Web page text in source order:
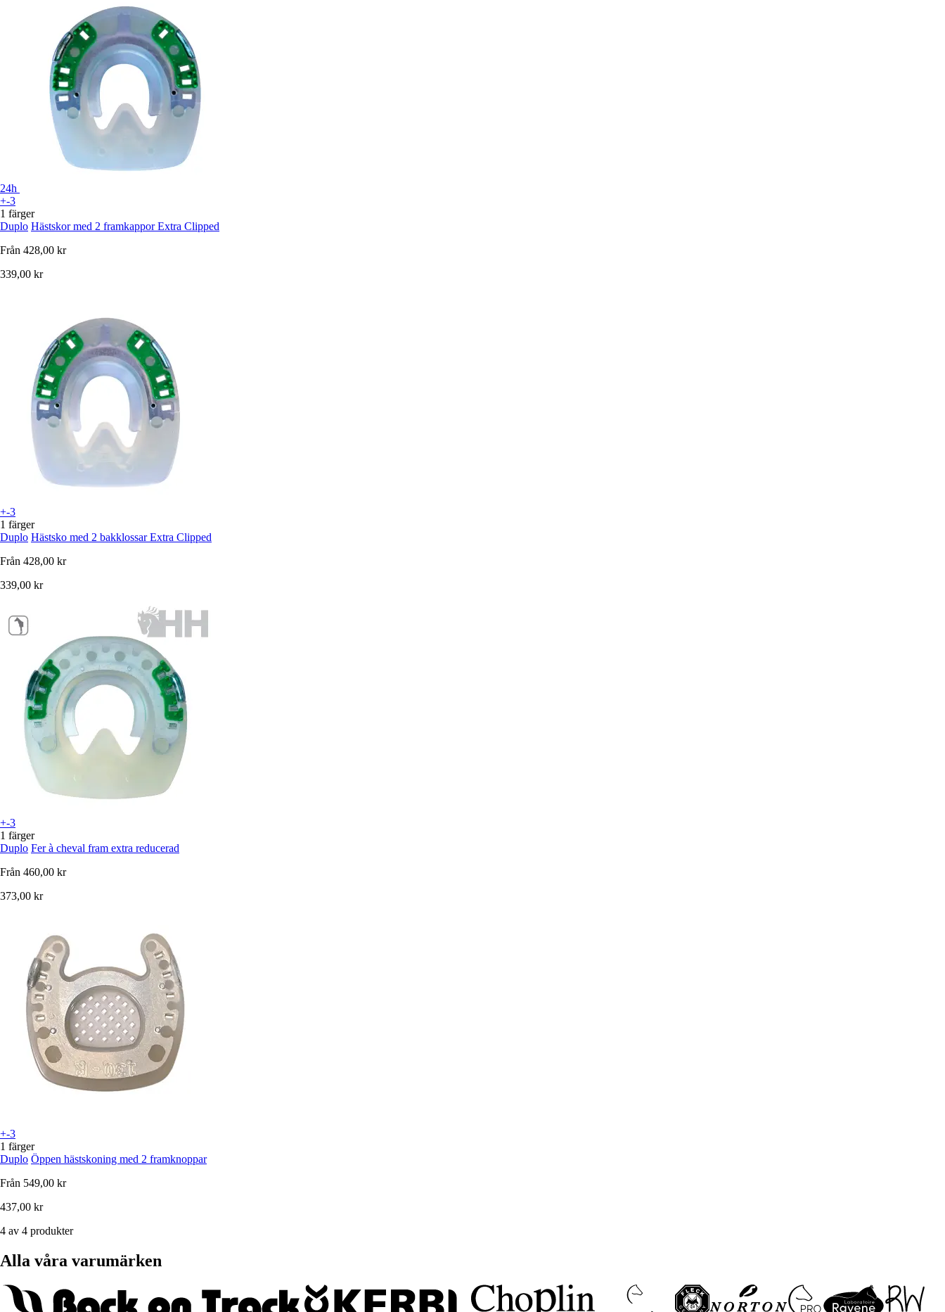
24h
+-3
1 färger
Duplo Hästskor med 2 framkappor Extra Clipped
Från 428,00 kr
339,00 kr
+-3
1 färger
Duplo Hästsko med 2 bakklossar Extra Clipped
Från 428,00 kr
339,00 kr
+-3
1 färger
Duplo Fer à cheval fram extra reducerad
Från 460,00 kr
373,00 kr
+-3
1 färger
Duplo Öppen hästskoning med 2 framknoppar
Från 549,00 kr
437,00 kr
4 av 4 produkter
Alla våra varumärken